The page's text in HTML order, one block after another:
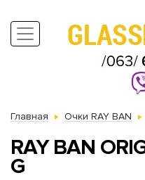
Главная Очки RAY BAN
RAY BAN
G